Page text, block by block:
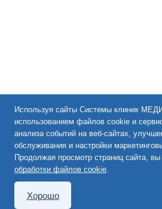
Используя сайты Системы клиник
использованием файлов cookie и
анализа событий на веб-сайтах,
обслуживания и настройки
Продолжая просмотр страниц сайта,
обработки файлов cookie.
Хорошо